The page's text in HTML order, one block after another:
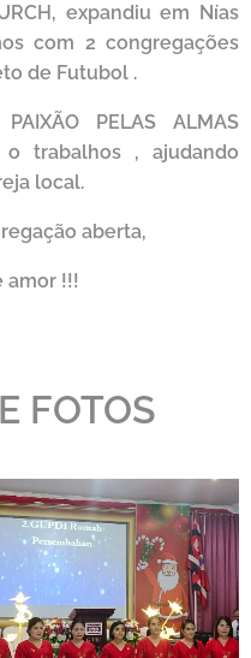
, expandiu em Nías
com 2 congregações
de Futubol .
PELAS ALMAS
o trabalhos , ajudando
local.
aberta,
amor !!!
FOTOS